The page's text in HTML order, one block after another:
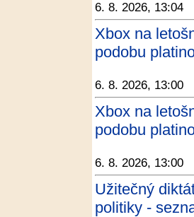
6. 8. 2026, 13:04
Xbox na
podobu
6. 8. 2026, 13:00
Xbox na
podobu
6. 8. 2026, 13:00
Užitečný
politiky -